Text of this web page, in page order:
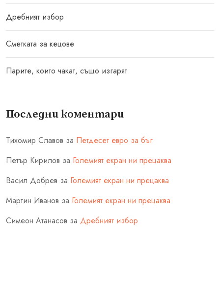
Дребният избор
Сметката за кецове
Парите, които чакат, също изгарят
Последни коментари
Тихомир Славов за Петдесет евро за бъг
Петър Кирилов за Големият екран ни прецаква
Васил Добрев за Големият екран ни прецаква
Мартин Иванов за Големият екран ни прецаква
Симеон Атанасов за Дребният избор